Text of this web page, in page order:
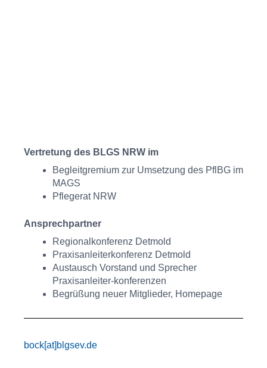
Vertretung des BLGS NRW im
Begleitgremium zur Umsetzung des PflBG im
MAGS
Pflegerat NRW
Ansprechpartner
Regionalkonferenz Detmold
Praxisanleiterkonferenz Detmold
Austausch Vorstand und Sprecher
Praxisanleiter-konferenzen
Begrüßung neuer Mitglieder, Homepage
bock[at]blgsev.de